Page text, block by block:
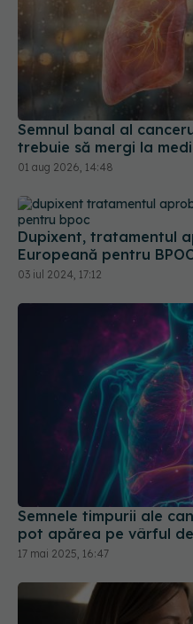
Semnul banal al
trebuie să mergi la medic
01 aug 2026, 14:48
Dupixent, tratamentul
03 iul 2024, 17:12
Semnele timpurii ale
pot apărea pe vârful
17 mai 2025, 16:47